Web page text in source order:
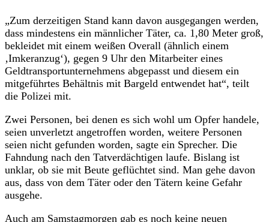
„Zum derzeitigen Stand kann davon ausgegangen werden,
dass mindestens ein männlicher Täter, ca. 1,80 Meter groß,
bekleidet mit einem weißen Overall (ähnlich einem
‚Imkeranzug‘), gegen 9 Uhr den Mitarbeiter eines
Geldtransportunternehmens abgepasst und diesem ein
mitgeführtes Behältnis mit Bargeld entwendet hat“, teilt
die Polizei mit.
Zwei Personen, bei denen es sich wohl um Opfer handele,
seien unverletzt angetroffen worden, weitere Personen
seien nicht gefunden worden, sagte ein Sprecher. Die
Fahndung nach den Tatverdächtigen laufe. Bislang ist
unklar, ob sie mit Beute geflüchtet sind. Man gehe davon
aus, dass von dem Täter oder den Tätern keine Gefahr
ausgehe.
Auch am Samstagmorgen gab es noch keine neuen